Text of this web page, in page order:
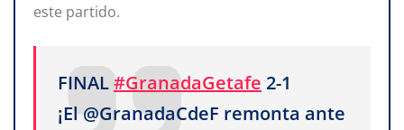
este partido.
FINAL#GranadaGetafe 2-1
¡El @GranadaCdeF remonta ante